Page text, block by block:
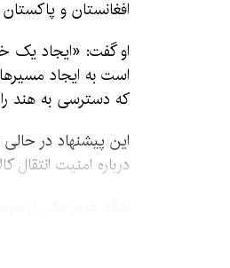
افغانستان و
او گفت: «ایجاد یک
است به ایجاد
که دسترسی به هند
این پیشنهاد در
درباره امنیت
طبیعی مایع جهان